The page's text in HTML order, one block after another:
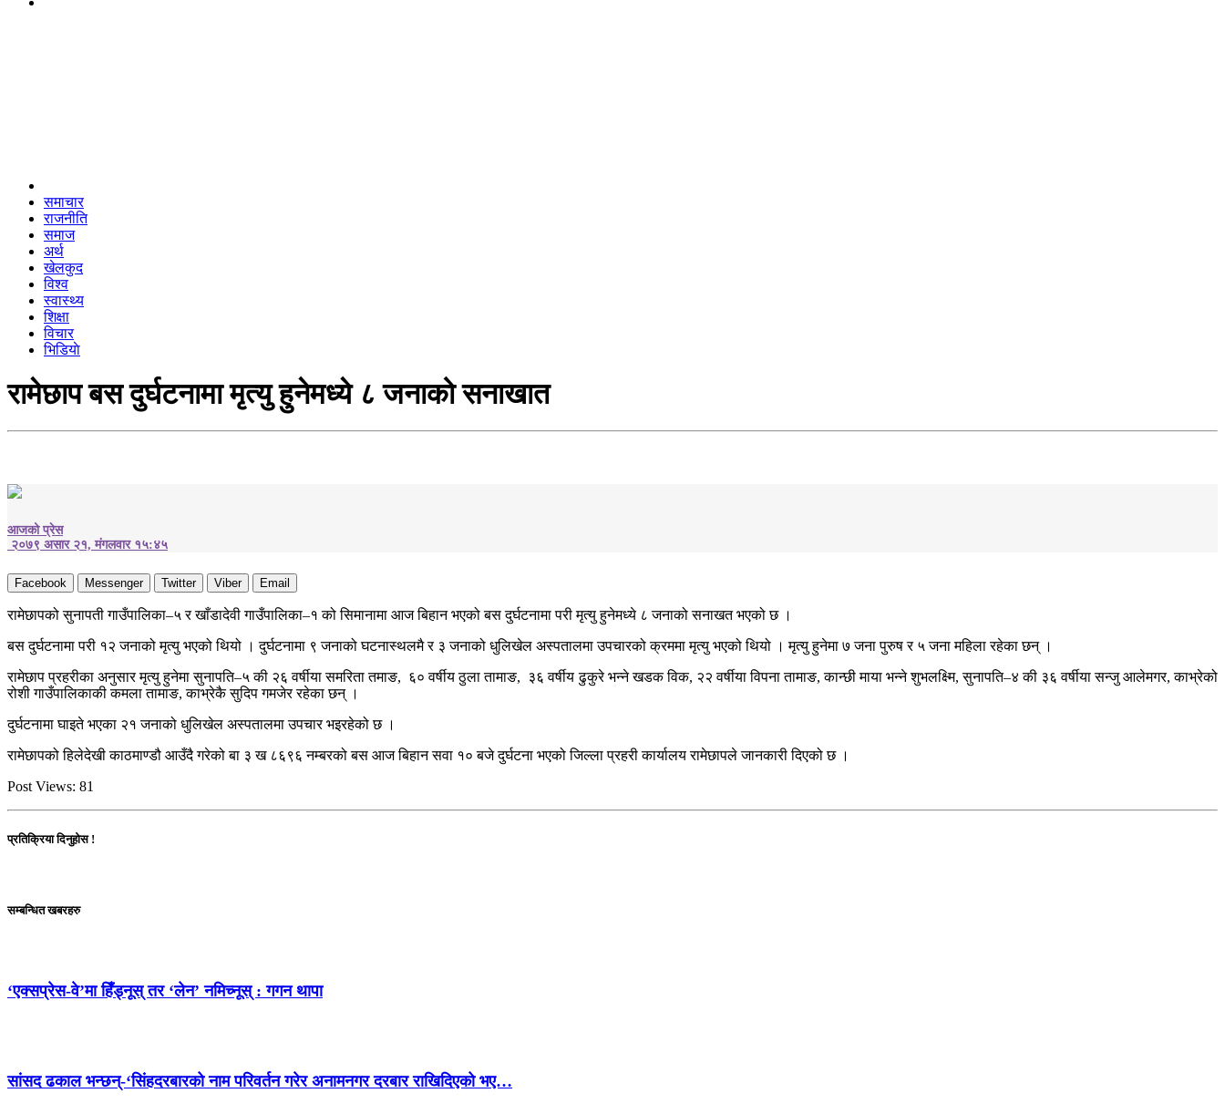
समाचार
राजनीति
समाज
अर्थ
खेलकुद
विश्व
स्वास्थ्य
शिक्षा
विचार
भिडियाे
रामेछाप बस दुर्घटनामा मृत्यु हुनेमध्ये ८ जनाको सनाखात
आजको प्रेस
२०७९ असार २१, मंगलवार १५:४५
Facebook Messenger Twitter Viber Email
रामेछापको सुनापती गाउँपालिका–५ र खाँडादेवी गाउँपालिका–१ को सिमानामा आज बिहान भएको बस दुर्घटनामा परी मृत्यु हुनेमध्ये ८ जनाको सनाखत भएको छ ।
बस दुर्घटनामा परी १२ जनाको मृत्यु भएको थियो । दुर्घटनामा ९ जनाको घटनास्थलमै र ३ जनाको धुलिखेल अस्पतालमा उपचारको क्रममा मृत्यु भएको थियो । मृत्यु हुनेमा ७ जना पुरुष र ५ जना महिला रहेका छन् ।
रामेछाप प्रहरीका अनुसार मृत्यु हुनेमा सुनापति–५ की २६ वर्षीया समरिता तमाङ, ६० वर्षीय ठुला तामाङ, ३६ वर्षीय ढुकुरे भन्ने खडक विक, २२ वर्षीया विपना तामाङ, कान्छी माया भन्ने शुभलक्ष्मि, सुनापति–४ की ३६ वर्षीया सन्जु आलेमगर, काभ्रेको
रोशी गाउँपालिकाकी कमला तामाङ, काभ्रेकै सुदिप गमजेर रहेका छन् ।
दुर्घटनामा घाइते भएका २१ जनाको धुलिखेल अस्पतालमा उपचार भइरहेको छ ।
रामेछापको हिलेदेखी काठमाण्डौ आउँदै गरेको बा ३ ख ८६९६ नम्बरको बस आज बिहान सवा १० बजे दुर्घटना भएको जिल्ला प्रहरी कार्यालय रामेछापले जानकारी दिएको छ ।
Post Views: 81
प्रतिक्रिया दिनुहोस !
सम्बन्धित खबरहरु
‘एक्सप्रेस-वे’मा हिँड्नूस् तर ‘लेन’ नमिच्नूस् : गगन थापा
सांसद ढकाल भन्छन्-‘सिंहदरबारको नाम परिवर्तन गरेर अनामनगर दरबार राखिदिएको भए…